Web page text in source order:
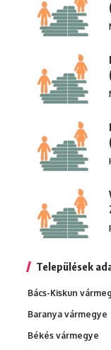
Települések
Bács-Kiskun
Baranya vármegye
Békés vármegye